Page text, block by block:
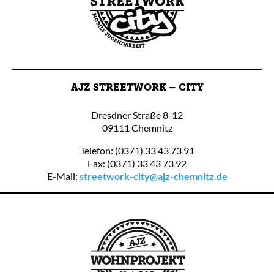
AJZ STREETWORK – CITY
Dresdner Straße 8-12
09111 Chemnitz
Telefon: (0371) 33 43 73 91
Fax: (0371) 33 43 73 92
E-Mail: streetwork-city@ajz-chemnitz.de